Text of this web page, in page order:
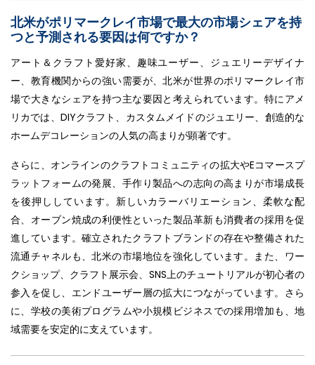
北米がポリマークレイ市場で最大の市場シェアを持
つと予測される要因は何ですか？
アート＆クラフト愛好家、趣味ユーザー、ジュエリーデザイナ
ー、教育機関からの強い需要が、北米が世界のポリマークレイ市
場で大きなシェアを持つ主な要因と考えられています。特にアメ
リカでは、DIYクラフト、カスタムメイドのジュエリー、創造的な
ホームデコレーションの人気の高まりが顕著です。
さらに、オンラインのクラフトコミュニティの拡大やEコマースプ
ラットフォームの発展、手作り製品への志向の高まりが市場成長
を後押ししています。新しいカラーバリエーション、柔軟な配
合、オーブン焼成の利便性といった製品革新も消費者の採用を促
進しています。確立されたクラフトブランドの存在や整備された
流通チャネルも、北米の市場地位を強化しています。また、ワー
クショップ、クラフト展示会、SNS上のチュートリアルが初心者の
参入を促し、エンドユーザー層の拡大につながっています。さら
に、学校の美術プログラムや小規模ビジネスでの採用増加も、地
域需要を安定的に支えています。